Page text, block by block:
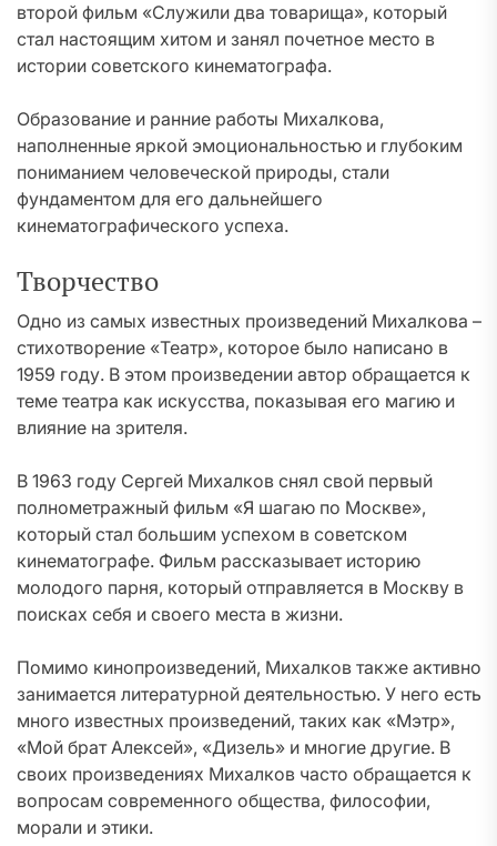
второй фильм «Служили два товарища», который
стал настоящим хитом и занял почетное место в
истории советского кинематографа.
Образование и ранние работы Михалкова,
наполненные яркой эмоциональностью и глубоким
пониманием человеческой природы, стали
фундаментом для его дальнейшего
кинематографического успеха.
Творчество
Одно из самых известных произведений Михалкова –
стихотворение «Театр», которое было написано в
1959 году. В этом произведении автор обращается к
теме театра как искусства, показывая его магию и
влияние на зрителя.
В 1963 году Сергей Михалков снял свой первый
полнометражный фильм «Я шагаю по Москве»,
который стал большим успехом в советском
кинематографе. Фильм рассказывает историю
молодого парня, который отправляется в Москву в
поисках себя и своего места в жизни.
Помимо кинопроизведений, Михалков также активно
занимается литературной деятельностью. У него есть
много известных произведений, таких как «Мэтр»,
«Мой брат Алексей», «Дизель» и многие другие. В
своих произведениях Михалков часто обращается к
вопросам современного общества, философии,
морали и этики.